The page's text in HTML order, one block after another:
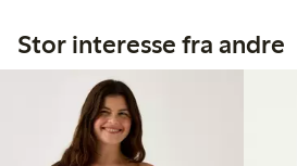
Stor interesse fra andre